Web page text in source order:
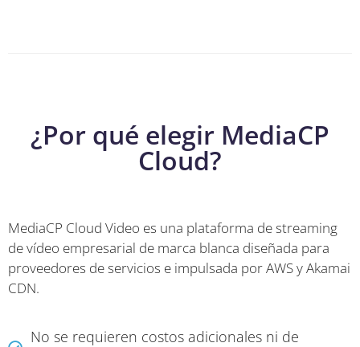
¿Por qué elegir MediaCP
Cloud?
MediaCP Cloud Video es una plataforma de streaming
de vídeo empresarial de marca blanca diseñada para
proveedores de servicios e impulsada por AWS y Akamai
CDN.
No se requieren costos adicionales ni de